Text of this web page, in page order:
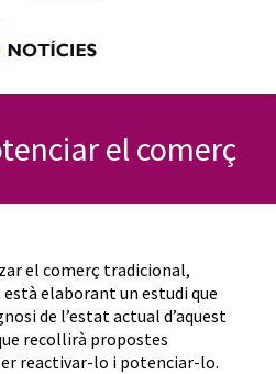
el comerç
el comerç tradicional,
elaborant un estudi que
de l’estat actual d’aquest
recollirà propostes
reactivar-lo i potenciar-lo.